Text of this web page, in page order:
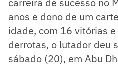
carreira de sucesso no
anos e dono de um
idade, com 16 vitórias
derrotas, o lutador deu
sábado (20), em Abu